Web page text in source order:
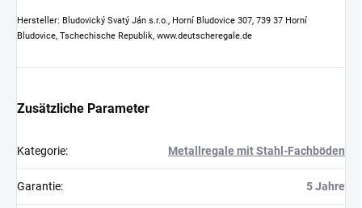
Hersteller: Bludovický Svatý Ján s.r.o., Horní Bludovice 307, 739 37 Horní
Bludovice, Tschechische Republik, www.deutscheregale.de
Zusätzliche Parameter
Kategorie: Metallregale mit Stahl-Fachböden
Garantie: 5 Jahre